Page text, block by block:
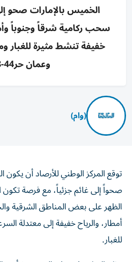
الخميس بالإمارات صحو
سحب ركامية شرقاً وجنوباً
خفيفة تنشط مثيرة
وعمان حر44-48
(وام)
توقع المركز الوطني للأرصاد أن
صحواً إلى غائم جزئياً، مع فرصة
الظهر على بعض المناطق الشرقية
أمطار، والرياح خفيفة إلى معتدلة
للغبار.
وذكر المركز، في بيانه اليومي بشأن